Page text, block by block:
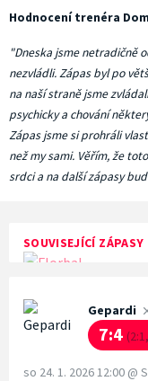
SOUVISEJÍCÍ ZÁPASY
Gepardi
7:4
so 24. 1. 2026 12:00 @
Hodnocení trenéra
"Dneska jsme netradičně
nezvládli. Zápas byl po
na naší straně jsme
psychicky a chování
Zápas jsme si prohráli
než my sami. Věřím, že
srdci a na další zápasy